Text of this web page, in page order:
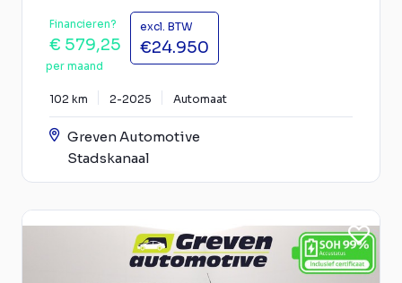
Financieren?
€ 579,25
per maand
excl. BTW
€24.950
102 km 2-2025 Automaat
Greven Automotive
Stadskanaal